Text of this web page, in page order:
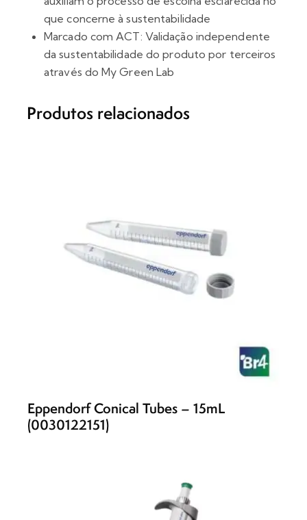
que concerne à sustentabilidade
Marcado com ACT: Validação independente
da sustentabilidade do produto por terceiros
através do My Green Lab
Produtos relacionados
Eppendorf Conical Tubes – 15mL
(0030122151)